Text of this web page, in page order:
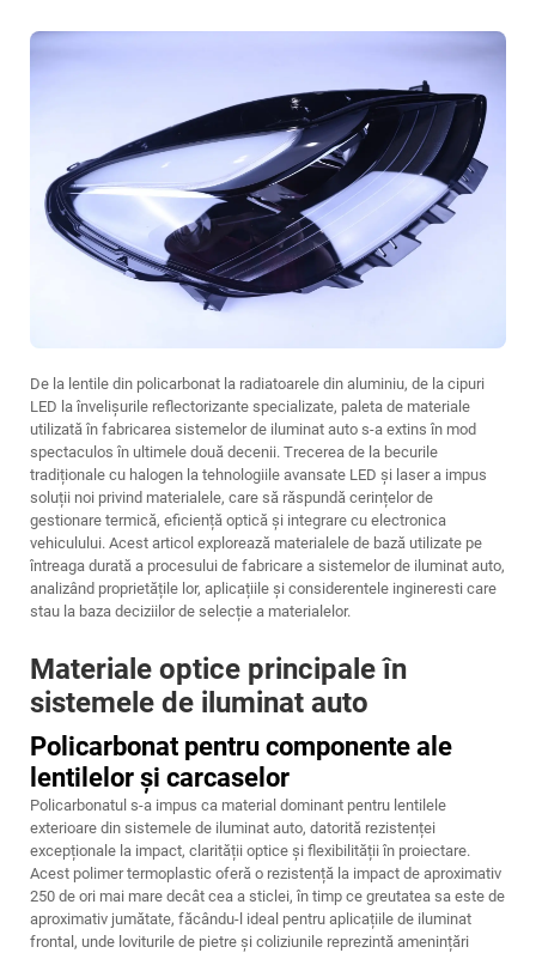
De la lentile din policarbonat la radiatoarele din aluminiu, de la cipuri
LED la învelișurile reflectorizante specializate, paleta de materiale
utilizată în fabricarea sistemelor de iluminat auto s-a extins în mod
spectaculos în ultimele două decenii. Trecerea de la becurile
tradiționale cu halogen la tehnologiile avansate LED și laser a impus
soluții noi privind materialele, care să răspundă cerințelor de
gestionare termică, eficiență optică și integrare cu electronica
vehiculului. Acest articol explorează materialele de bază utilizate pe
întreaga durată a procesului de fabricare a sistemelor de iluminat auto,
analizând proprietățile lor, aplicațiile și considerentele ingineresti care
stau la baza deciziilor de selecție a materialelor.
Materiale optice principale în
sistemele de iluminat auto
Policarbonat pentru componente ale
lentilelor și carcaselor
Policarbonatul s-a impus ca material dominant pentru lentilele
exterioare din sistemele de iluminat auto, datorită rezistenței
excepționale la impact, clarității optice și flexibilității în proiectare.
Acest polimer termoplastic oferă o rezistență la impact de aproximativ
250 de ori mai mare decât cea a sticlei, în timp ce greutatea sa este de
aproximativ jumătate, făcându-l ideal pentru aplicațiile de iluminat
frontal, unde loviturile de pietre și coliziunile reprezintă amenințări